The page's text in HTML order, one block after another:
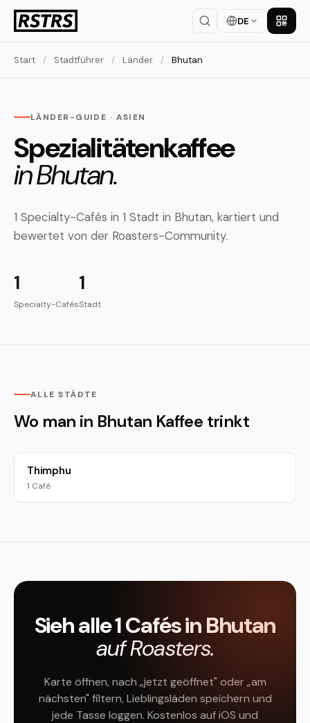
DE App
Start / Stadtführer / Länder / Bhutan
LÄNDER-GUIDE · ASIEN
Spezialitätenkaffee
in Bhutan.
1 Specialty-Cafés in 1 Stadt in Bhutan, kartiert und
bewertet von der Roasters-Community.
1
Specialty-Cafés
1
Stadt
ALLE STÄDTE
Wo man in Bhutan Kaffee trinkt
Thimphu
1 Café
Sieh alle 1 Cafés in Bhutan
auf Roasters.
Karte öffnen, nach „jetzt geöffnet" oder „am
nächsten" filtern, Lieblingsläden speichern und
jede Tasse loggen. Kostenlos auf iOS und